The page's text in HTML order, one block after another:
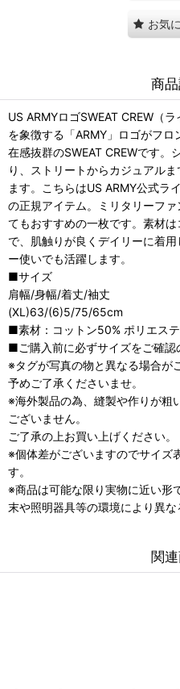
お気
商
US ARMYロゴSWEAT CREW（
を象徴する「ARMY」ロゴがフ
在感抜群のSWEAT CREWです。
り、ストリートからカジュアル
ます。こちらはUS ARMY公式ラ
の正規アイテム。ミリタリーフ
てもおすすめの一枚です。素材
で、肌触りが良くデイリーに着
ー使いでも活躍します。
■サイズ
肩幅/身幅/着丈/袖丈
(XL)63/(6)5/75/65cm
■素材：コットン50% ポリエス
■ご購入前に必ずサイズをご確認
※タグが写真の物と異なる場合が
予めご了承くださいませ。
※海外製品の為、縫製や作りが粗
ございません。
ご了承の上お買い上げください。
※個体差がございますのでサイズ
す。
※商品は可能な限り実物に近い形
末や照明器具等の環境により異な
関